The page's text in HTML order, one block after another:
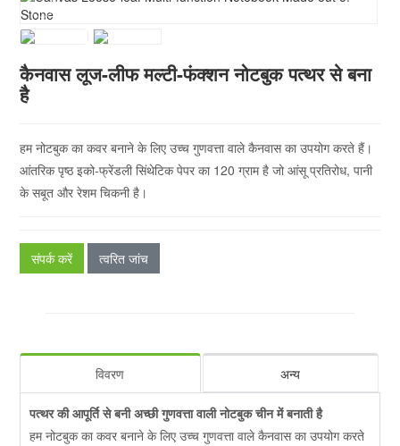
कैनवास लूज-लीफ मल्टी-फंक्शन नोटबुक पत्थर से बना
है
हम नोटबुक का कवर बनाने के लिए उच्च गुणवत्ता वाले कैनवास का उपयोग करते हैं।
आंतरिक पृष्ठ इको-फ्रेंडली सिंथेटिक पेपर का 120 ग्राम है जो आंसू प्रतिरोध, पानी
के सबूत और रेशम चिकनी है।
संपर्क करें त्वरित जांच
विवरण अन्य
पत्थर की आपूर्ति से बनी अच्छी गुणवत्ता वाली नोटबुक चीन में बनाती है
हम नोटबुक का कवर बनाने के लिए उच्च गुणवत्ता वाले कैनवास का उपयोग करते